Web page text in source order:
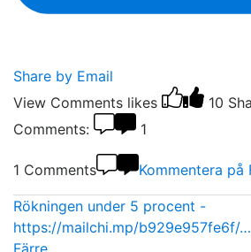
Share by Email
View Comments likes 10
Comments:
1
1 Comments Kommentera på
Rökningen under 5 procent -
https://mailchi.mp/b929e957fe6f/…
Färre